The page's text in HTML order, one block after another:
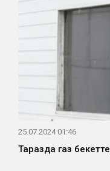
25.07.2024 01:46
Таразда газ